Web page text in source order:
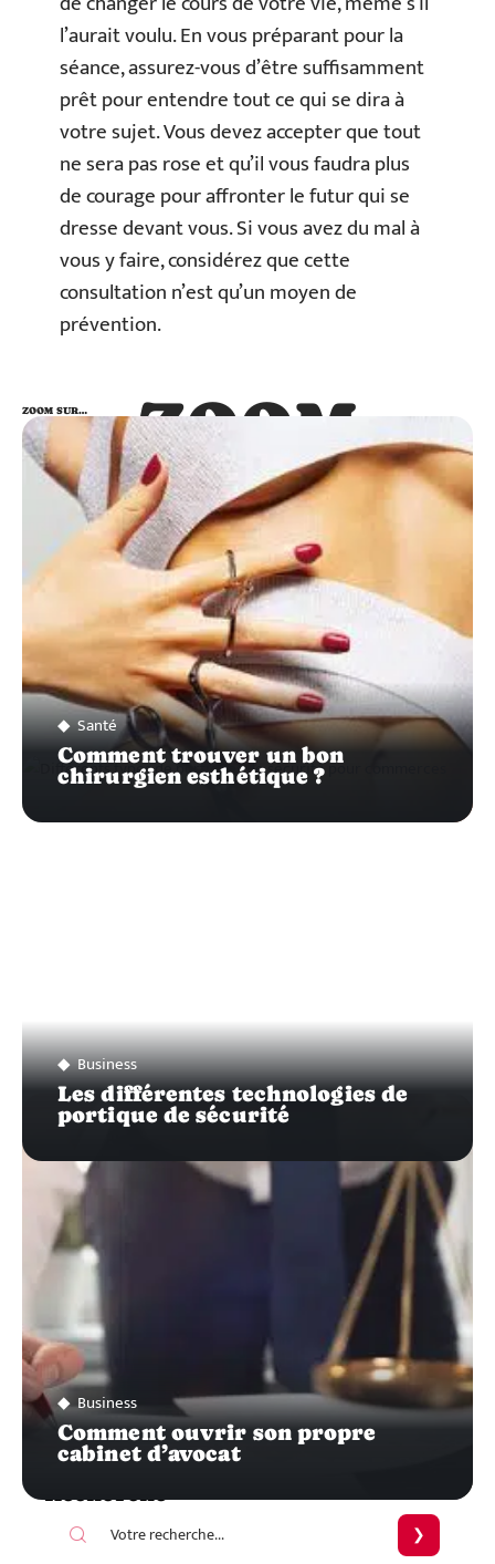
l’aurait voulu. En vous préparant pour la
séance, assurez-vous d’être suffisamment
prêt pour entendre tout ce qui se dira à
votre sujet. Vous devez accepter que tout
ne sera pas rose et qu’il vous faudra plus
de courage pour affronter le futur qui se
dresse devant vous. Si vous avez du mal à
vous y faire, considérez que cette
consultation n’est qu’un moyen de
prévention.
ZOOM
SUR…
ZOOM SUR…
Santé
Comment trouver un bon
chirurgien esthétique ?
Business
Les différentes technologies de
portique de sécurité
Business
Comment ouvrir son propre
cabinet d’avocat